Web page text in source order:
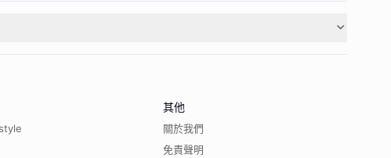
其他
關於我們
免責聲明